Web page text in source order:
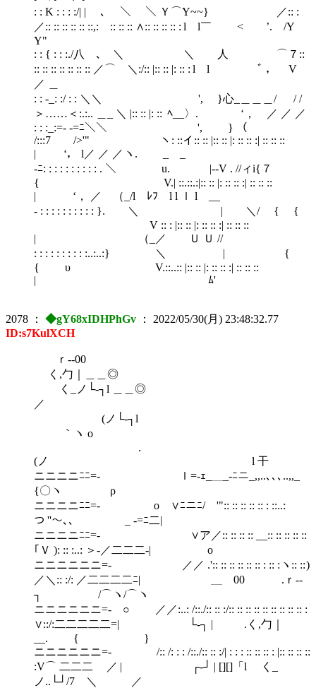
: : K : : : :/| | ､ ＼ ＼ Ｙ⌒Y~~} ／:: :
／:: :: :: :: :: ::,: :: :: :: ∧:: :: :: :: : l l￣ < ’. /Y
Υ"
: : { : : :./八 ､ ＼ ＼ 人 ⌒７::
:: :: :: :: :: :: :: ／⌒ ＼:/:: |:: :: |: :: : l l ﾞ ， V
／ ＿
: : ‐_: :/ : : ＼＼ ', }心_＿＿＿/ / /
＞……＜:.:.. ＿_ ＼ |:: :: |: :: ﾍ__〉. ‘， ／ ／ ／
: : :_:=‐ ‐=ﾆ＼＼ ', } （
/:::7 />'" ヽ: ::イ:: :: |:: :: |: :: :: :| :: :: ::
| ‘， l／ ／ ／ヽ. _ _
‐ﾆ: : : : : : : : : : . ＼ u. |-‐V . //ィi{７
{ V.| ::.::.:|:: :: |: :: :: :| :: :: ::
| ‘， ／ （_/l ﾚﾌ l l ｌ l __
‐ : : : : : : : : : : }. ＼ | ＼/ { {
V :: : |:: :: |: :: :: :| :: :: ::
| （_／ Ｕ Ｕ //
: : : : : : : : : :..:..:} ＼ | {
{ υ V.::..:: |:: :: |: :: :: :| :: :: ::
| ﾑ'
2078 ： ◆gY68xIDHPhGv ： 2022/05/30(月) 23:48:32.77
ID:s7KulXCH
ｒ‐‐00
く,勹｜＿＿◎
く_ノ└‐┐l ＿＿◎
／
(ノ└‐┐l
｀ヽ o
.
(ノ l 干
ニニニニﾆﾆ=‐ ｌ=-ｪ_＿_-ﾆニ_,,..､､､..,,_
{〇ヽ ρ
ニニニニﾆﾆ=‐ ο ∨ﾆニﾆ/ '":: :: :: :: :: : ::..:
つ ''～､、 _ -=ﾆ二|
ニニニニﾆﾆ=‐ ∨ア／:: :: :: :: __:: :: :: :: ::
｢Ｖ ): :: :..: ＞-／二二二-| ο
ニニニニニニ=‐ ／／ .':: :: :: :: :: :: : :: :ヽ:: :: )
／＼:: :/: ／二二二二ﾆ| ＿ 00 .ｒ‐‐
┐ /⌒ヽ/⌒ヽ
ニニニニニニ=‐ ○ ／／:..: /::./:: :: :/:: :: :: :: :: :: :: :: :: :
∨::/:二二二二二=| └‐┐ | .く,勹｜
__. { }
ニニニニニニ=‐ /:: /: : : /::./:: :: :/| : : : :: :: :: : |:: :: :: ::
:V⌒ 二二二 ／ | ┌‐┘ | [][]「l く_
ノ..└┘/7 ＼ ／